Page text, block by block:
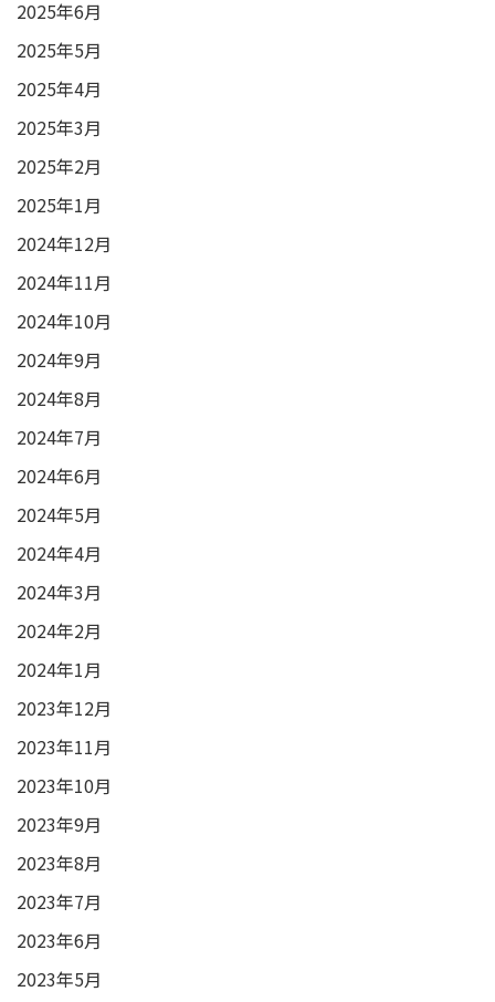
2025年6月
2025年5月
2025年4月
2025年3月
2025年2月
2025年1月
2024年12月
2024年11月
2024年10月
2024年9月
2024年8月
2024年7月
2024年6月
2024年5月
2024年4月
2024年3月
2024年2月
2024年1月
2023年12月
2023年11月
2023年10月
2023年9月
2023年8月
2023年7月
2023年6月
2023年5月